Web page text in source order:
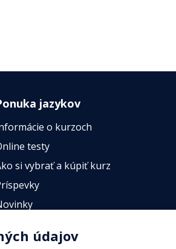
jazykov
o kurzoch
testy
si vybrať a kúpiť kurz
údajov